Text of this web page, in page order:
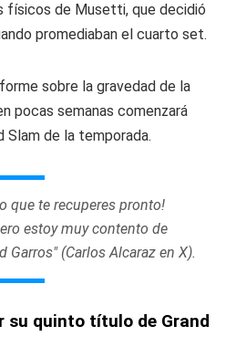
físicos de Musetti, que decidió
promediaban el cuarto set.
sobre la gravedad de la
pocas semanas comenzará
Slam de la temporada.
que te recuperes pronto!
estoy muy contento de
Garros" (Carlos Alcaraz en X).
su quinto título de Grand